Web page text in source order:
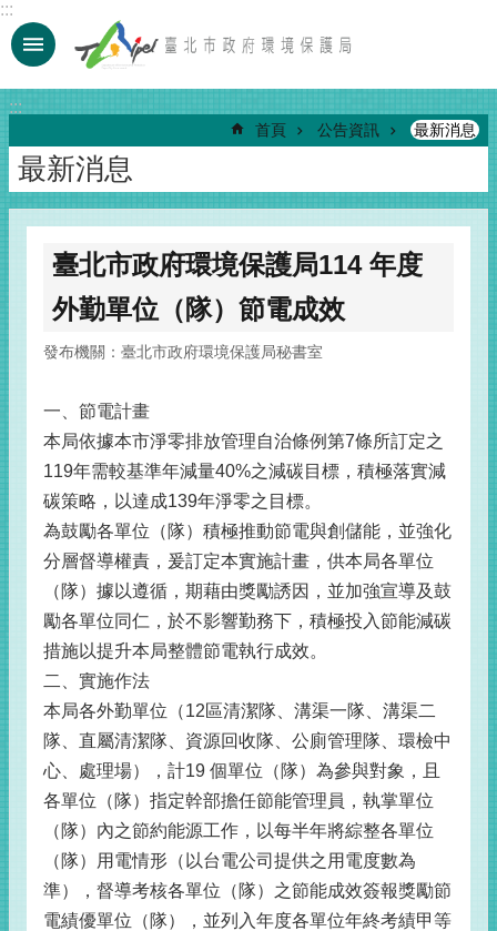
跳到主要內容區塊
:::
:::
首頁 公告資訊 最新消息
最新消息
臺北市政府環境保護局114 年度
外勤單位（隊）節電成效
發布機關：臺北市政府環境保護局秘書室
一、節電計畫
本局依據本市淨零排放管理自治條例第7條所訂定之
119年需較基準年減量40%之減碳目標，積極落實減
碳策略，以達成139年淨零之目標。
為鼓勵各單位（隊）積極推動節電與創儲能，並強化
分層督導權責，爰訂定本實施計畫，供本局各單位
（隊）據以遵循，期藉由獎勵誘因，並加強宣導及鼓
勵各單位同仁，於不影響勤務下，積極投入節能減碳
措施以提升本局整體節電執行成效。
二、實施作法
本局各外勤單位（12區清潔隊、溝渠一隊、溝渠二
隊、直屬清潔隊、資源回收隊、公廁管理隊、環檢中
心、處理場），計19 個單位（隊）為參與對象，且
各單位（隊）指定幹部擔任節能管理員，執掌單位
（隊）內之節約能源工作，以每半年將綜整各單位
（隊）用電情形（以台電公司提供之用電度數為
準），督導考核各單位（隊）之節能成效簽報獎勵節
電績優單位（隊），並列入年度各單位年終考績甲等